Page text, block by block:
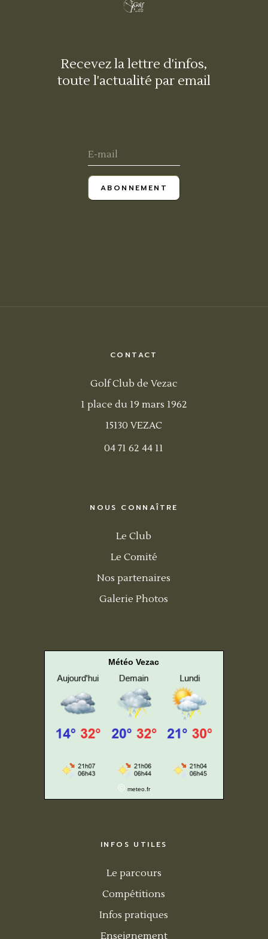
Recevez la lettre d'infos,
toute l'actualité par email
ABONNEMENT
CONTACT
Golf Club de Vezac
1 place du 19 mars 1962
15130 VEZAC
04 71 62 44 11
NOUS CONNAÎTRE
Le Club
Le Comité
Nos partenaires
Galerie Photos
Météo Vezac
© meteo.fr
INFOS UTILES
Le parcours
Compétitions
Infos pratiques
Enseignement